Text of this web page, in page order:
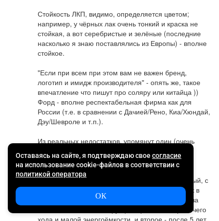
Стойкость ЛКП, видимо, определяется цветом;
например, у чёрных лак очень тонкий и краска не
стойкая, а вот серебристые и зелёные (последние
насколько я знаю поставлялись из Европы) - вполне
стойкое.
"Если при всем при этом вам не важен бренд,
логотип и имидж производителя" - опять же, такое
впечатление что пишут про соляру или китайца ))
Форд - вполне респектабельная фирма как для
России (т.е. в сравнении с Дачией/Рено, Киа/Хюндай,
Дэу/Шевроле и т.п.).
Из реальных недостатков, упомянут один (очень
маленький просвет при отсутствии хотя бы
рудиментарного, как у той же Вольво, полного
привода, что зимой означает постоянные
застревания), два забыты (первое это постоянный, с
новья, неустранимый никакими ремонтами, стук в
задней подвеске при переезде неровностей из-за
особенностей её конструкции, крошечного рабочего